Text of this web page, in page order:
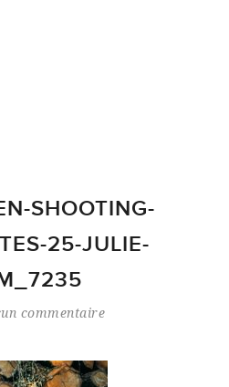
SHOOTING-
25-JULIE-
commentaire